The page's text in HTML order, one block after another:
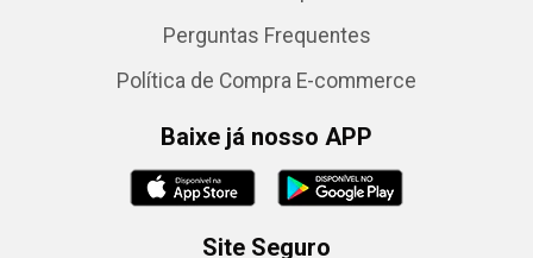
Perguntas Frequentes
Política de Compra E-commerce
Baixe já nosso APP
Site Seguro